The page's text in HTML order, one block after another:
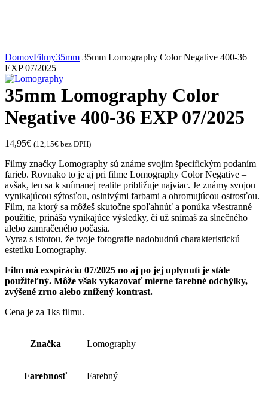
DomovFilmy35mm 35mm Lomography Color Negative 400-36
EXP 07/2025
35mm Lomography Color
Negative 400-36 EXP 07/2025
14,95€ (12,15€ bez DPH)
Filmy značky Lomography sú známe svojim špecifickým podaním
farieb. Rovnako to je aj pri filme Lomography Color Negative –
avšak, ten sa k snímanej realite približuje najviac. Je známy svojou
vynikajúcou sýtosťou, oslnivými farbami a ohromujúcou ostrosťou.
Film, na ktorý sa môžeš skutočne spoľahnúť a ponúka všestranné
použitie, prináša vynikajúce výsledky, či už snímaš za slnečného
alebo zamračeného počasia.
Vyraz s istotou, že tvoje fotografie nadobudnú charakteristickú
estetiku Lomography.
Film má exspiráciu 07/2025 no aj po jej uplynutí je stále
použiteľný. Môže však vykazovať mierne farebné odchýlky,
zvýšené zrno alebo znížený kontrast.
Cena je za 1ks filmu.
Značka Lomography
Farebnosť Farebný